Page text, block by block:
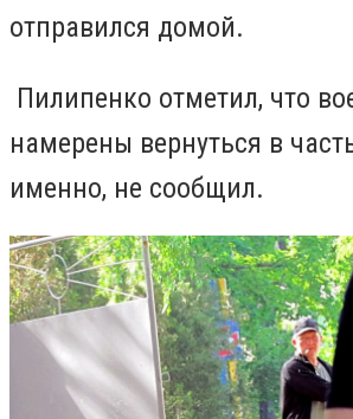
отправился домой.
Пилипенко отметил, что
намерены вернуться в
именно, не сообщил.